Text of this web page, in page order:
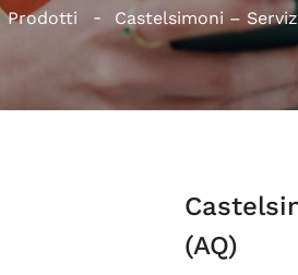
Prodotti Castelsimoni –
(AQ)